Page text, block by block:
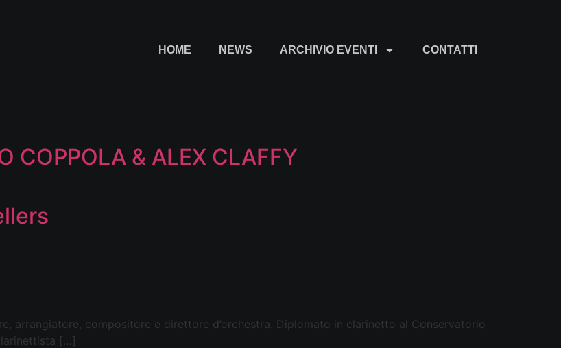
HOME NEWS ARCHIVIO EVENTI CONTATTI
COPPOLA & ALEX CLAFFY
arrangiatore, compositore e direttore d’orchestra. Diplomato in clarinetto al Conservatorio
[…]